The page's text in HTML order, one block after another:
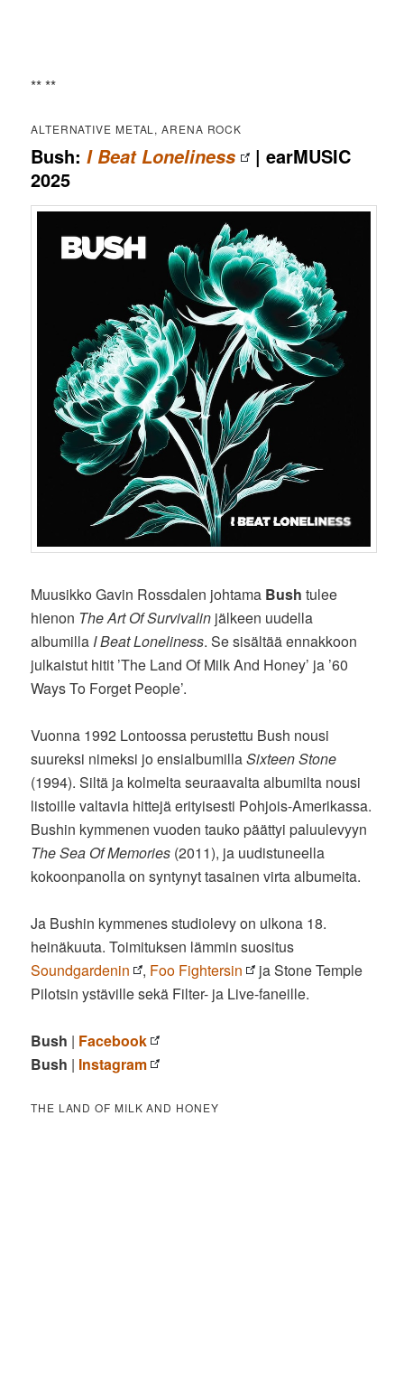
** **
ALTERNATIVE METAL, ARENA ROCK
Bush:I Beat Loneliness
| earMUSIC
2025
Muusikko Gavin Rossdalen johtama Bush tulee
hienon The Art Of Survivalin jälkeen uudella
albumilla I Beat Loneliness. Se sisältää ennakkoon
julkaistut hitit ’The Land Of Milk And Honey’ ja ’60
Ways To Forget People’.
Vuonna 1992 Lontoossa perustettu Bush nousi
suureksi nimeksi jo ensialbumillaSixteen Stone
(1994). Siltä ja kolmelta seuraavalta albumilta nousi
listoille valtavia hittejä erityisesti Pohjois-Amerikassa.
Bushin kymmenen vuoden tauko päättyi paluulevyyn
The Sea Of Memories (2011), ja uudistuneella
kokoonpanolla on syntynyt tasainen virta albumeita.
Ja Bushin kymmenes studiolevy on ulkona 18.
heinäkuuta. Toimituksen lämmin suositus
Soundgardenin
, Foo Fightersin
ja Stone Temple
Pilotsin ystäville sekä Filter- ja Live-faneille.
Bush | Facebook
Bush | Instagram
THE LAND OF MILK AND HONEY